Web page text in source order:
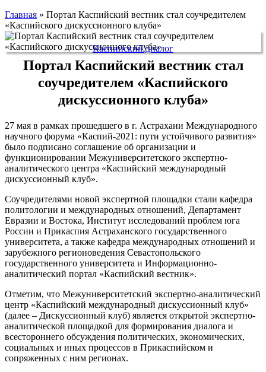
Главная » Портал Каспийский вестник стал соучредителем
«Каспийского дискуссионного клуба»
Каспийский диалог
Портал Каспийский вестник стал
соучредителем «Каспийского
дискуссионного клуба»
27 мая в рамках прошедшего в г. Астрахани Международного
научного форума «Каспий-2021: пути устойчивого развития»
было подписано соглашение об организации и
функционировании Межуниверситетского экспертно-
аналитического центра «Каспийский международный
дискуссионный клуб».
Соучредителями новой экспертной площадки стали кафедра
политологии и международных отношений, Департамент
Евразии и Востока, Институт исследований проблем юга
России и Прикаспия Астраханского государственного
университета, а также кафедра международных отношений и
зарубежного регионоведения Севастопольского
государственного университета и Информационно-
аналитический портал «Каспийский вестник».
Отметим, что Межуниверситетский экспертно-аналитический
центр «Каспийский международный дискуссионный клуб»
(далее – Дискуссионный клуб) является открытой экспертно-
аналитической площадкой для формирования диалога и
всестороннего обсуждения политических, экономических,
социальных и иных процессов в Прикаспийском и
сопряженных с ним регионах.